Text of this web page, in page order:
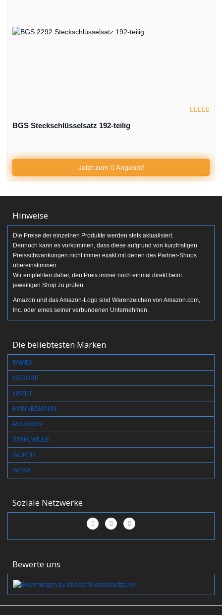
BGS Steckschlüsselsatz 192-teilig
Jetzt zum Angebot!
Hinweise
Die Preise der einzelnen Produkte werden stets aktualisiert.
Dennoch kann es vorkommen, dass diese aufgrund von kurzfristigen
Preisschwankungen nicht immer exakt mit denen des Partner-Shops
übereinstimmen.
Wir empfehlen daher, den Preis immer noch einmal direkt beim
jeweiligen Shop zu prüfen.
Amazon und das Amazon-Logo sind Warenzeichen von Amazon.com,
Inc. oder eines seiner verbundenen Unternehmen.
Die beliebtesten Marken
FAMEX
GEDORE
HAZET
MANNESMANN
PROXXON
STAHLWILLE
WÜRTH
WERA
Soziale Netzwerke
Bewerte uns